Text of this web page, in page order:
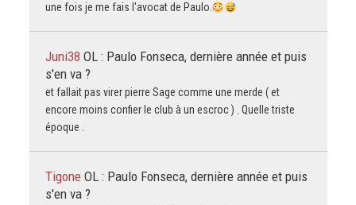
une fois je me fais l'avocat de Paulo.
Juni38 OL : Paulo Fonseca, dernière année et puis
s'en va ?
et fallait pas virer pierre Sage comme une merde ( et
encore moins confier le club à un escroc ) . Quelle triste
époque .
Tigone OL : Paulo Fonseca, dernière année et puis
s'en va ?